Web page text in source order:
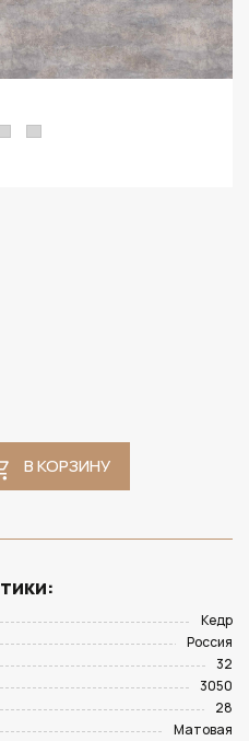
В КОРЗИНУ
Кедр
Россия
32
3050
28
Матовая